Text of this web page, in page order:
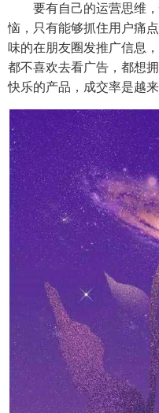
要有自己的运营思维，
恼，只有能够抓住用户痛
味的在朋友圈发推广信息
都不喜欢去看广告，都想
快乐的产品，成交率是越来